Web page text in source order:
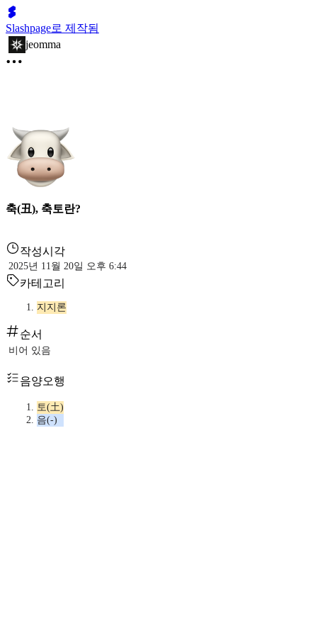
Slashpage로 제작됨
jeomma
축(丑), 축토란?
작성시각
2025년 11월 20일 오후 6:44
카테고리
지지론
순서
비어 있음
음양오행
토(土)
음(-)